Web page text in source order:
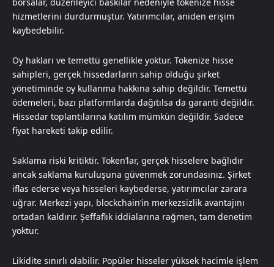
hizmetlerini durdurmuştur. Yatırımcılar, aniden erişim
kaybedebilir.
Oy hakları ve temettü genellikle yoktur. Tokenize hisse
sahipleri, gerçek hissedarların sahip olduğu şirket
yönetiminde oy kullanma hakkına sahip değildir. Temettü
ödemeleri, bazı platformlarda dağıtılsa da garanti değildir.
Hissedar toplantılarına katılım mümkün değildir. Sadece
fiyat hareketi takip edilir.
Saklama riski kritiktir. Token’lar, gerçek hisselere bağlıdır
ancak saklama kuruluşuna güvenmek zorundasınız. Şirket
iflas ederse veya hisseleri kaybederse, yatırımcılar zarara
uğrar. Merkezi yapı, blockchain’in merkezsizlik avantajını
ortadan kaldırır. Şeffaflık iddialarına rağmen, tam denetim
yoktur.
Likidite sınırlı olabilir. Popüler hisseler yüksek hacimle işlem